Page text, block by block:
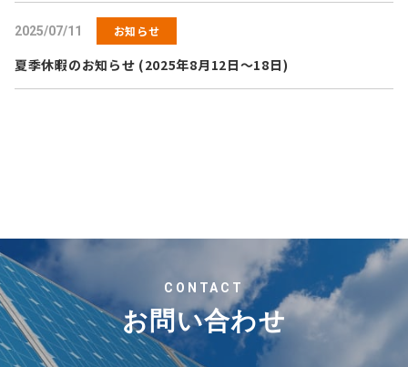
2025/07/11 お知らせ
夏季休暇のお知らせ (2025年8月12日～18日)
CONTACT
お問い合わせ